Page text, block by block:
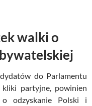
walki o
do Parlamentu
kliki partyjne, powinien
odzyskanie Polski i